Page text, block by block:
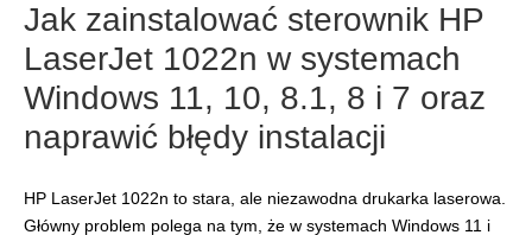
Jak zainstalować sterownik HP
LaserJet 1022n w systemach
Windows 11, 10, 8.1, 8 i 7 oraz
naprawić błędy instalacji
HP LaserJet 1022n to stara, ale niezawodna drukarka laserowa.
Główny problem polega na tym, że w systemach Windows 11 i